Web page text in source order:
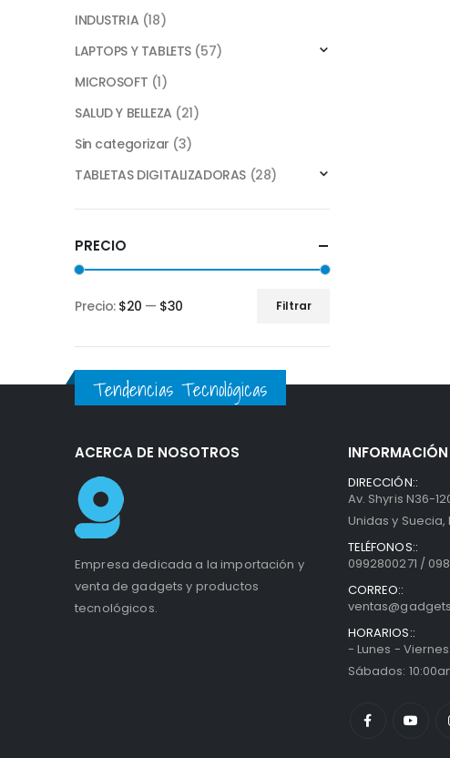
INDUSTRIA (18)
LAPTOPS Y TABLETS (57)
MICROSOFT (1)
SALUD Y BELLEZA (21)
Sin categorizar (3)
TABLETAS DIGITALIZADORAS (28)
PRECIO
Filtrar
Precio: $20 — $30
Tendencias Tecnológicas
ACERCA DE NOSOTROS
Empresa dedicada a la importación y
venta de gadgets y productos
tecnológicos.
DIRECCIÓN::
Av. Shyris N36-
Unidas y Suecia,
TELÉFONOS::
0992800271 /
CORREO::
HORARIOS::
- Lunes -
Sábados: